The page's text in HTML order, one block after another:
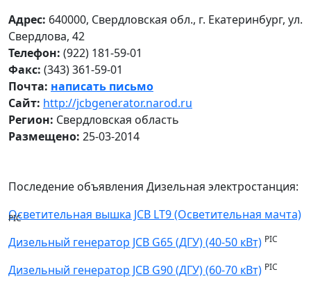
Адрес: 640000, Свердловская обл., г. Екатеринбург, ул.
Свердлова, 42
Телефон: (922) 181-59-01
Факс: (343) 361-59-01
Почта: написать письмо
Сайт: http://jcbgenerator.narod.ru
Регион: Свердловская область
Размещено: 25-03-2014
Последение объявления Дизельная электростанция:
Осветительная вышка JCB LT9 (Осветительная мачта)
PIC
Дизельный генератор JCB G65 (ДГУ) (40-50 кВт) PIC
Дизельный генератор JCB G90 (ДГУ) (60-70 кВт) PIC